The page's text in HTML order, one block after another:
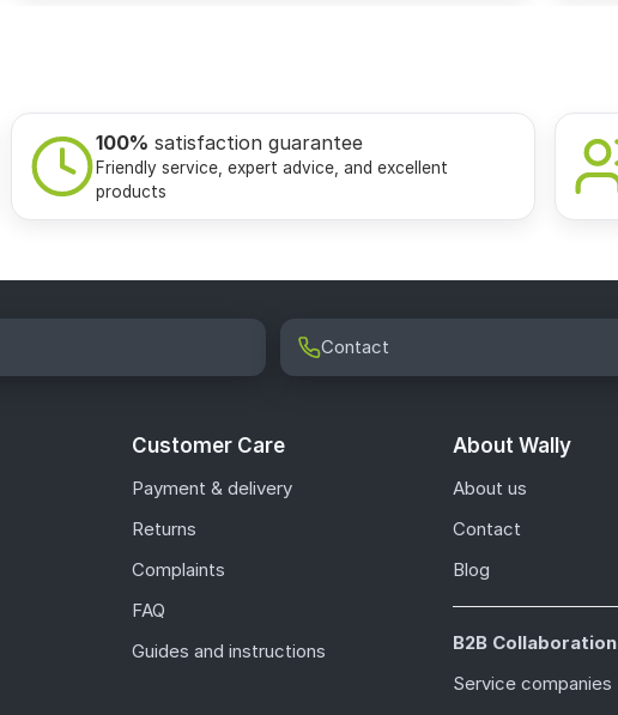
100% satisfaction guarantee
Friendly service, expert advice, and excellent
products
Contact
Customer Care
Payment & delivery
Returns
Complaints
FAQ
Guides and instructions
About Wally
About us
Contact
Blog
B2B Collaboration
Service companies